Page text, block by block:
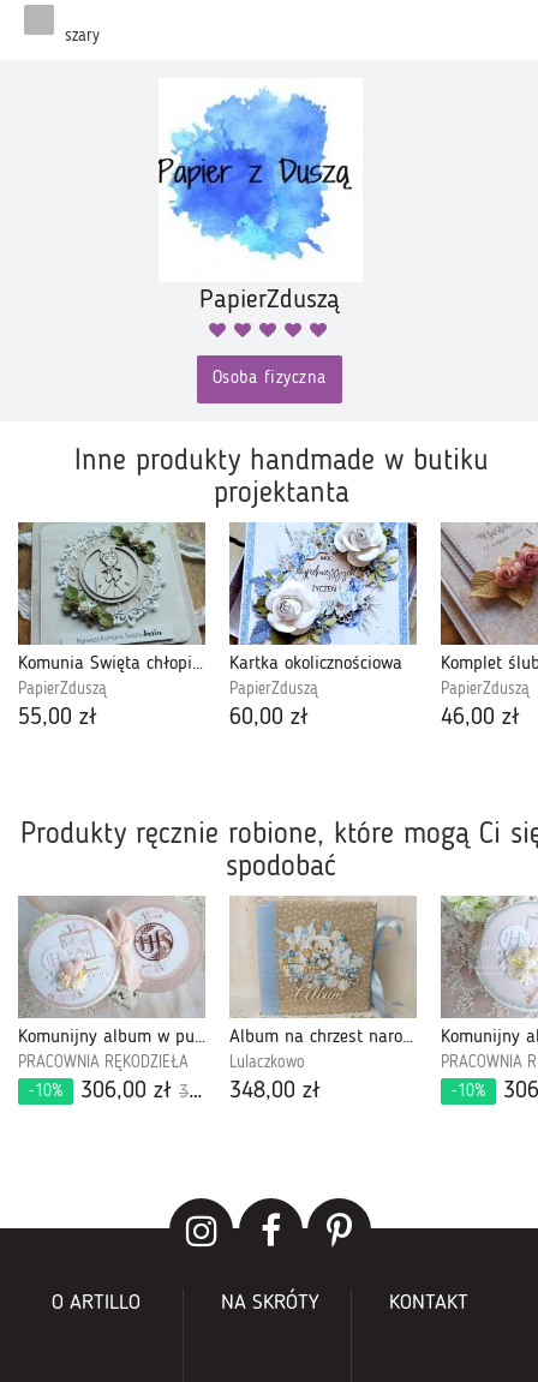
szary
PapierZduszą
Osoba fizyczna
Inne produkty handmade w butiku
projektanta
Komunia Święta chłopiec
PapierZduszą
55,00 zł
Kartka okolicznościowa
PapierZduszą
60,00 zł
Komplet
PapierZduszą
46,00 zł
Produkty ręcznie robione, które mogą Ci
spodobać
Komunijny album w pudełku 617
PRACOWNIA RĘKODZIEŁA
-10%
306,00 zł 340,00 zł
Album na chrzest narodziny "Boy'sWorld"GOTOWY
Lulaczkowo
348,00 zł
PRACOWNIA
-10%
O ARTILLO NA SKRÓTY KONTAKT